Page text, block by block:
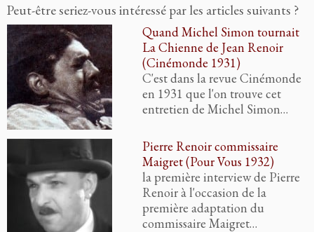
Peut-être seriez-vous intéressé par les articles suivants ?
Quand Michel Simon tournait
La Chienne de Jean Renoir
(Cinémonde 1931)
C'est dans la revue Cinémonde
en 1931 que l'on trouve cet
entretien de Michel Simon…
Pierre Renoir commissaire
Maigret (Pour Vous 1932)
la première interview de Pierre
Renoir à l'occasion de la
première adaptation du
commissaire Maigret…